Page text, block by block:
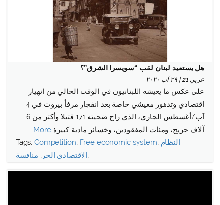
هل يستعيد لبنان لقب “سويسرا الشرق”؟
عربي 21 | ٢٩ آب ٢٠٢٠
على عكس ما يعيشه اللبنانيون في الوقت الحالي من انهيار
اقتصادي وتدهور معيشي خاصة بعد انفجار مرفأ بيروت في 4
آب/أغسطس الجاري، الذي راح ضحيته 171 قتيلا وأكثر من 6
آلاف جريح، ومئات المفقودين، وخسائر مادية كبيرة More
Tags: Competition, Free economic system, النظام
الاقتصادي الحر , منافسة ,